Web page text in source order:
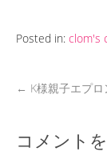
Posted in: clom's
← K様親子エプロ
コメント